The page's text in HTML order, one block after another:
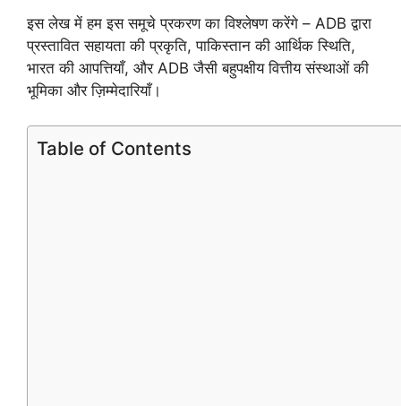
इस लेख में हम इस समूचे प्रकरण का विश्लेषण करेंगे – ADB द्वारा
प्रस्तावित सहायता की प्रकृति, पाकिस्तान की आर्थिक स्थिति,
भारत की आपत्तियाँ, और ADB जैसी बहुपक्षीय वित्तीय संस्थाओं की
भूमिका और ज़िम्मेदारियाँ।
Table of Contents